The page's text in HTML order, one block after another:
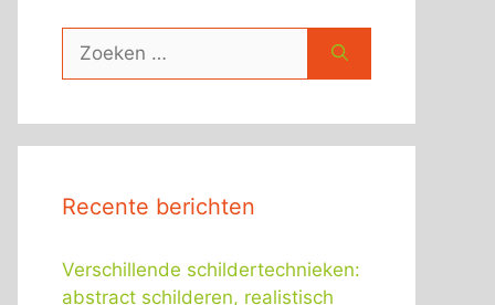
naar:
Recente berichten
Verschillende schildertechnieken:
abstract schilderen, realistisch